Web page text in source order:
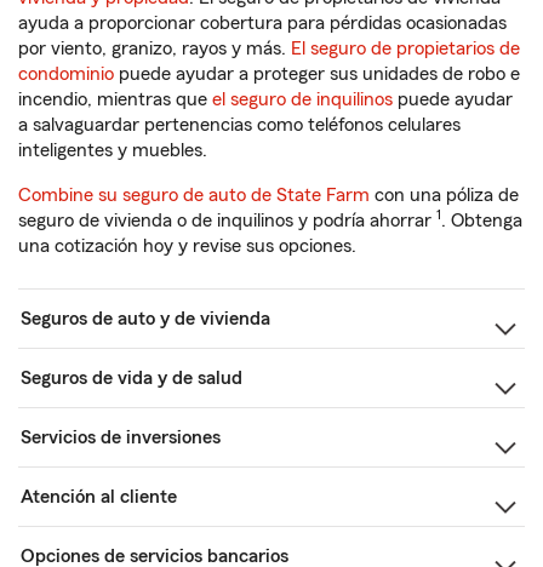
ayuda a proporcionar cobertura para pérdidas ocasionadas
por viento, granizo, rayos y más. El seguro de propietarios de
condominio puede ayudar a proteger sus unidades de robo e
incendio, mientras que el seguro de inquilinos puede ayudar
a salvaguardar pertenencias como teléfonos celulares
inteligentes y muebles.
Combine su seguro de auto de State Farm con una póliza de
seguro de vivienda o de inquilinos y podría ahorrar 1. Obtenga
una cotización hoy y revise sus opciones.
Seguros de auto y de vivienda
Seguros de vida y de salud
Servicios de inversiones
Atención al cliente
Opciones de servicios bancarios